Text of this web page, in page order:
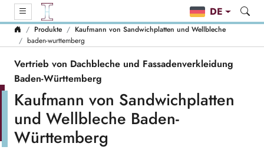
DE
Produkte
Kaufmann von Sandwichplatten und Wellbleche
baden-wurttemberg
Vertrieb von Dachbleche und Fassadenverkleidung
Baden-Württemberg
Kaufmann von Sandwichplatten
und Wellbleche Baden-
Württemberg